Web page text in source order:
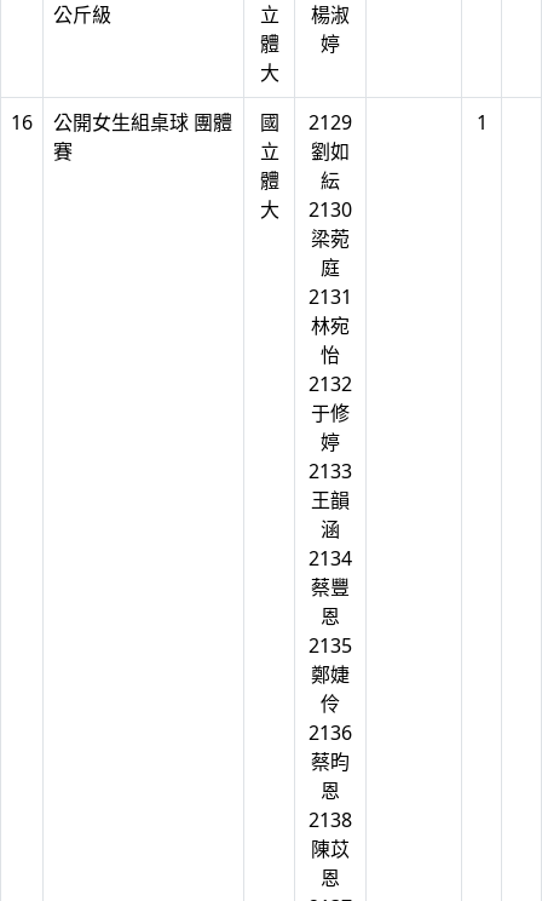
公斤級
立
體
大
楊淑
婷
16
公開女生組桌球 團體
賽
國
立
體
大
2129
劉如
紜
2130
梁菀
庭
2131
林宛
怡
2132
于修
婷
2133
王韻
涵
2134
蔡豐
恩
2135
鄭婕
伶
2136
蔡昀
恩
2138
陳苡
恩
1